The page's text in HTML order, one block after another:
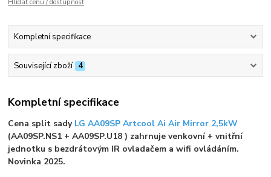
Hlídat cenu / dostupnost
Kompletní specifikace
Související zboží 4
Kompletní specifikace
Cena split sady LG AA09SP Artcool Ai Air Mirror 2,5kW
(AA09SP.NS1 + AA09SP.U18 ) zahrnuje venkovní + vnitřní
jednotku s bezdrátovým IR ovladačem a wifi ovládáním.
Novinka 2025.